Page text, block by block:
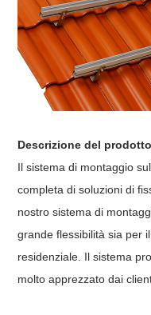
Descrizione del prodotto
Il sistema di montaggio
completa di soluzioni di
nostro sistema di
grande flessibilità sia per
residenziale. Il sistema
molto apprezzato dai